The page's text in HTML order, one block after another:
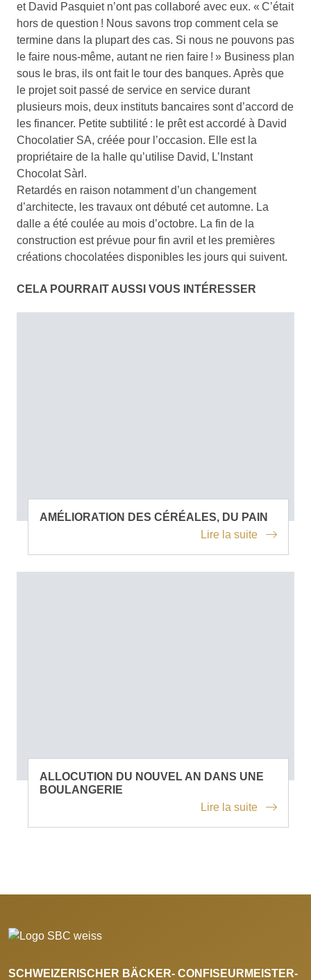
et David Pasquiet n’ont pas collaboré avec eux. « C’était
hors de question ! Nous savons trop comment cela se
termine dans la plupart des cas. Si nous ne pouvons pas
le faire nous-même, autant ne rien faire ! » Business plan
sous le bras, ils ont fait le tour des banques. Après que
le projet soit passé de service en service durant
plusieurs mois, deux instituts bancaires sont d’accord de
les financer. Petite subtilité : le prêt est accordé à David
Chocolatier SA, créée pour l’occasion. Elle est la
propriétaire de la halle qu’utilise David, L’Instant
Chocolat Sàrl.
Retardés en raison notamment d’un changement
d’architecte, les travaux ont débuté cet automne. La
dalle a été coulée au mois d’octobre. La fin de la
construction est prévue pour fin avril et les premières
créations chocolatées disponibles les jours qui suivent.
CELA POURRAIT AUSSI VOUS INTÉRESSER
AMÉLIORATION DES CÉRÉALES, DU PAIN
Lire la suite
ALLOCUTION DU NOUVEL AN DANS UNE
BOULANGERIE
Lire la suite
SCHWEIZERISCHER BÄCKER- CONFISEURMEISTER-